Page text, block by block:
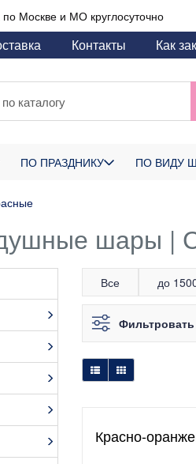
по Москве и МО круглосуточно
Контакты Как
ПО ПРАЗДНИКУ ПО ВИДУ
шары |
Все до
Фильтровать
Красно-